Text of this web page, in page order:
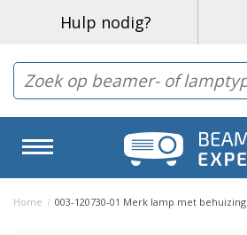
Hulp nodig?
Home / 003-120730-01 Merk lamp met behuizing